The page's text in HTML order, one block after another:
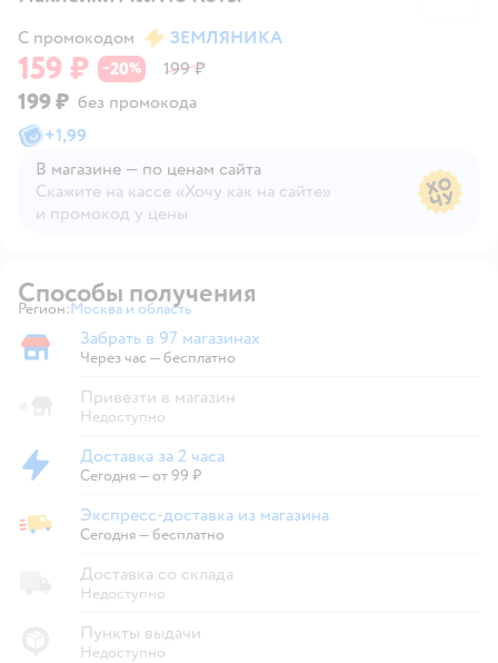
С промокодом
ЗЕМЛЯНИКА
159 ₽ −20% 199 ₽
199 ₽ без промокода
+1,99
В магазине — по ценам сайта
Скажите на кассе «Хочу как на сайте»
и промокод у цены
Способы получения
Регион: Выбор адреса доставки.
Москва и область
Забрать в магазине
Забрать в 97 магазинах
Через час — бесплатно
Привезти в магазин
Недоступно
Доставка за 2 часа
Доставка за 2 часа
Сегодня—от 99 ₽
Экспресс-доставка из магазина
Экспресс-доставка из магазина
Сегодня—бесплатно
Доставка со склада
Недоступно
Пункты выдачи
Недоступно